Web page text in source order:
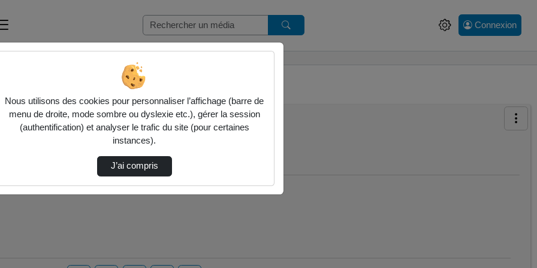
Connexion
Nous utilisons des cookies pour personnaliser l’affichage (barre de
menu de droite, mode sombre ou dyslexie etc.), gérer la session
(authentification) et analyser le trafic du site (pour certaines
instances).
J’ai compris